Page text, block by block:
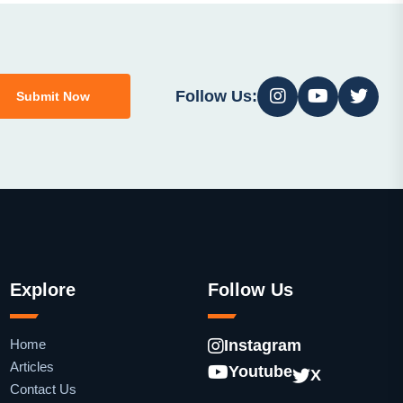
Submit Now Follow Us:
Explore
Home
Articles
Contact Us
Follow Us
Instagram
Youtube
X